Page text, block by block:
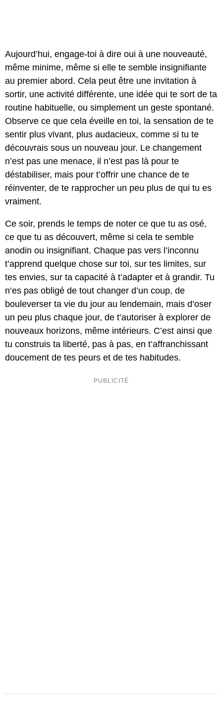
Aujourd’hui, engage-toi à dire oui à une nouveauté,
même minime, même si elle te semble insignifiante
au premier abord. Cela peut être une invitation à
sortir, une activité différente, une idée qui te sort de ta
routine habituelle, ou simplement un geste spontané.
Observe ce que cela éveille en toi, la sensation de te
sentir plus vivant, plus audacieux, comme si tu te
découvrais sous un nouveau jour. Le changement
n’est pas une menace, il n’est pas là pour te
déstabiliser, mais pour t’offrir une chance de te
réinventer, de te rapprocher un peu plus de qui tu es
vraiment.
Ce soir, prends le temps de noter ce que tu as osé,
ce que tu as découvert, même si cela te semble
anodin ou insignifiant. Chaque pas vers l’inconnu
t’apprend quelque chose sur toi, sur tes limites, sur
tes envies, sur ta capacité à t’adapter et à grandir. Tu
n’es pas obligé de tout changer d’un coup, de
bouleverser ta vie du jour au lendemain, mais d’oser
un peu plus chaque jour, de t’autoriser à explorer de
nouveaux horizons, même intérieurs. C’est ainsi que
tu construis ta liberté, pas à pas, en t’affranchissant
doucement de tes peurs et de tes habitudes.